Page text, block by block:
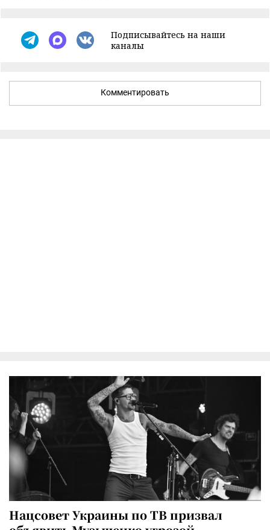
Подписывайтесь на наши
каналы
Комментировать
Нацсовет Украины по ТВ призвал